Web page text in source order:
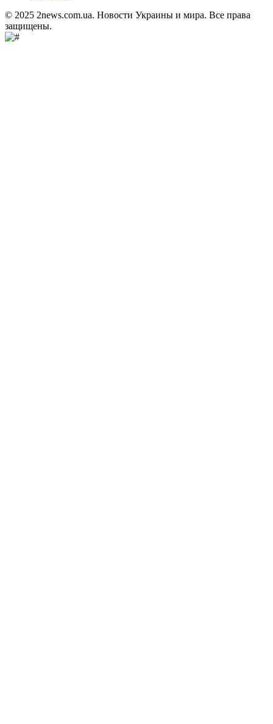
© 2025 2news.com.ua. Новости Украины и мира. Все права
защищены.